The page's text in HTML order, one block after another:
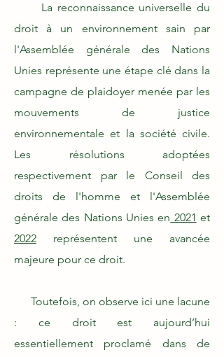
La reconnaissance universelle du
droit à un environnement sain par
l'Assemblée générale des Nations
Unies représente une étape clé dans la
campagne de plaidoyer menée par les
mouvements de justice
environnementale et la société civile.
Les résolutions adoptées
respectivement par le Conseil des
droits de l'homme et l'Assemblée
générale des Nations Unies en 2021 et
2022 représentent une avancée
majeure pour ce droit.
Toutefois, on observe ici une lacune
: ce droit est aujourd’hui
essentiellement proclamé dans de